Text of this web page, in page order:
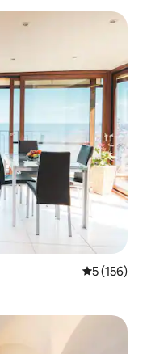
5 (156)